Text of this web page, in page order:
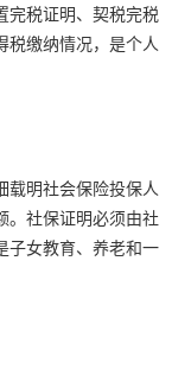
完税证明、契税完税
税缴纳情况，是个人
载明社会保险投保人
。社保证明必须由社
子女教育、养老和一